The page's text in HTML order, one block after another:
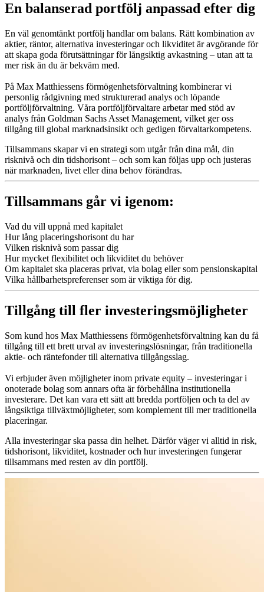
En balanserad portfölj anpassad efter dig
En väl genomtänkt portfölj handlar om balans. Rätt kombination av
aktier, räntor, alternativa investeringar och likviditet är avgörande för
att skapa goda förutsättningar för långsiktig avkastning – utan att ta
mer risk än du är bekväm med.
På Max Matthiessens förmögenhetsförvaltning kombinerar vi
personlig rådgivning med strukturerad analys och löpande
portföljförvaltning. Våra portföljförvaltare arbetar med stöd av
analys från Goldman Sachs Asset Management, vilket ger oss
tillgång till global marknadsinsikt och gedigen förvaltarkompetens.
Tillsammans skapar vi en strategi som utgår från dina mål, din
risknivå och din tidshorisont – och som kan följas upp och justeras
när marknaden, livet eller dina behov förändras.
Tillsammans går vi igenom:
Vad du vill uppnå med kapitalet
Hur lång placeringshorisont du har
Vilken risknivå som passar dig
Hur mycket flexibilitet och likviditet du behöver
Om kapitalet ska placeras privat, via bolag eller som pensionskapital
Vilka hållbarhetspreferenser som är viktiga för dig.
Tillgång till fler investeringsmöjligheter
Som kund hos Max Matthiessens förmögenhetsförvaltning kan du få
tillgång till ett brett urval av investeringslösningar, från traditionella
aktie- och räntefonder till alternativa tillgångsslag.
Vi erbjuder även möjligheter inom private equity – investeringar i
onoterade bolag som annars ofta är förbehållna institutionella
investerare. Det kan vara ett sätt att bredda portföljen och ta del av
långsiktiga tillväxtmöjligheter, som komplement till mer traditionella
placeringar.
Alla investeringar ska passa din helhet. Därför väger vi alltid in risk,
tidshorisont, likviditet, kostnader och hur investeringen fungerar
tillsammans med resten av din portfölj.